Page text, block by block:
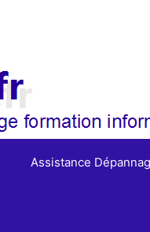
Assistance